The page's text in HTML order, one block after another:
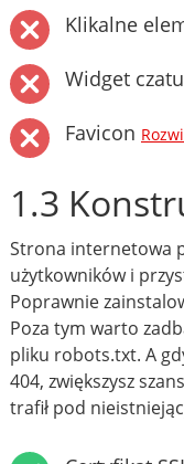
Klikalne
Widget
Favicon
1.3
Strona internetowa
użytkowników i
Poprawnie
Poza tym warto
pliku robots.txt. A
404, zwiększysz
trafił pod